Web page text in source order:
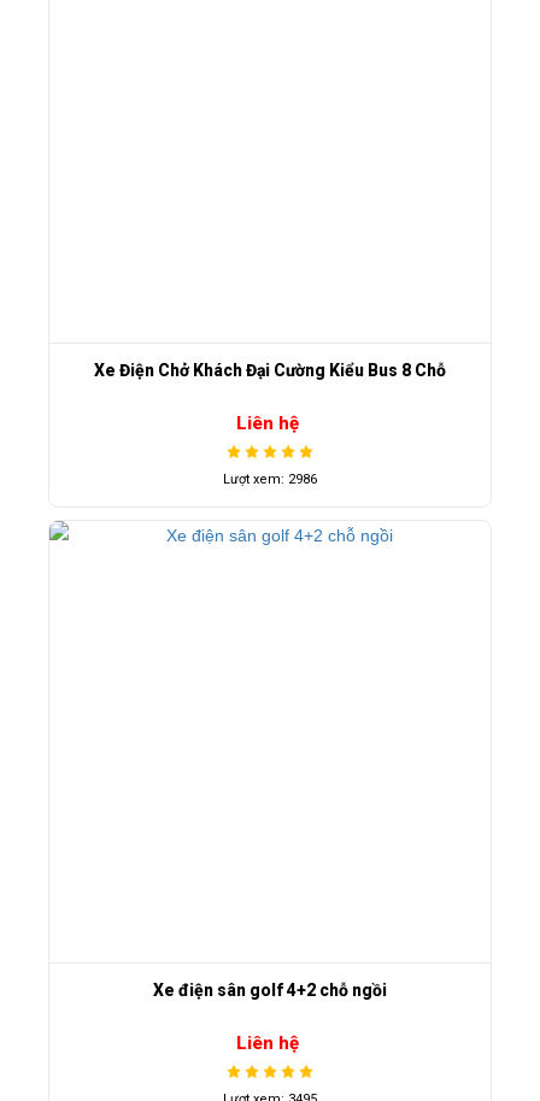
Xe Điện Chở Khách Đại Cường Kiểu Bus 8 Chỗ
Liên hệ
Lượt xem: 2986
Xe điện sân golf 4+2 chỗ ngồi
Liên hệ